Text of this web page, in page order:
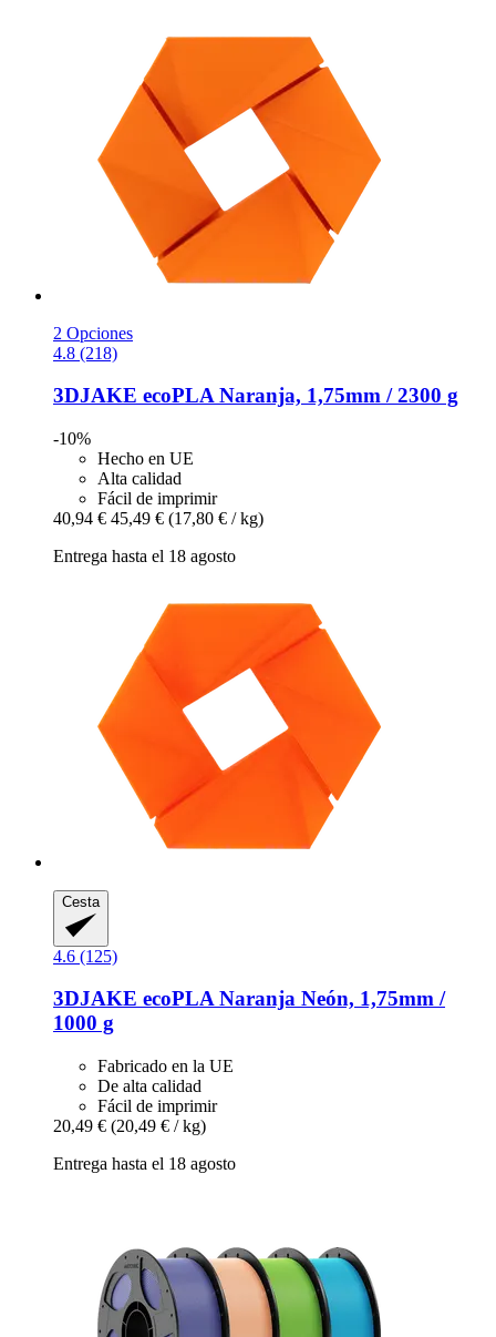
2 Opciones
4.8 (218)
3DJAKE ecoPLA Naranja, 1,75mm / 2300 g
-10%
Hecho en UE
Alta calidad
Fácil de imprimir
40,94 € 45,49 € (17,80 € / kg)
Entrega hasta el 18 agosto
Cesta
4.6 (125)
3DJAKE ecoPLA Naranja Neón, 1,75mm /
1000 g
Fabricado en la UE
De alta calidad
Fácil de imprimir
20,49 € (20,49 € / kg)
Entrega hasta el 18 agosto